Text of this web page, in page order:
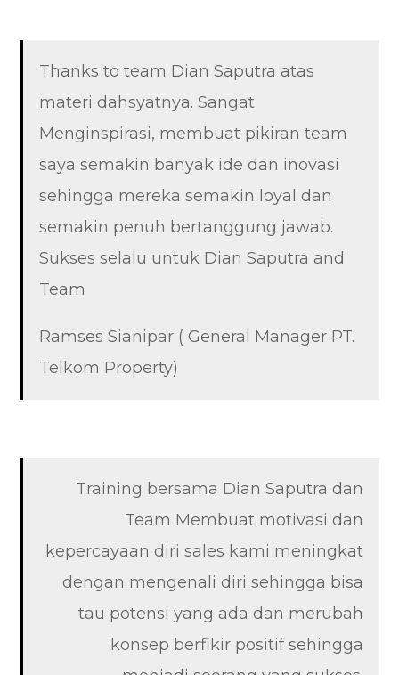
Thanks to team Dian Saputra atas
materi dahsyatnya. Sangat
Menginspirasi, membuat pikiran team
saya semakin banyak ide dan inovasi
sehingga mereka semakin loyal dan
semakin penuh bertanggung jawab.
Sukses selalu untuk Dian Saputra and
Team
Ramses Sianipar ( General Manager PT.
Telkom Property)
Training bersama Dian Saputra dan
Team Membuat motivasi dan
kepercayaan diri sales kami meningkat
dengan mengenali diri sehingga bisa
tau potensi yang ada dan merubah
konsep berfikir positif sehingga